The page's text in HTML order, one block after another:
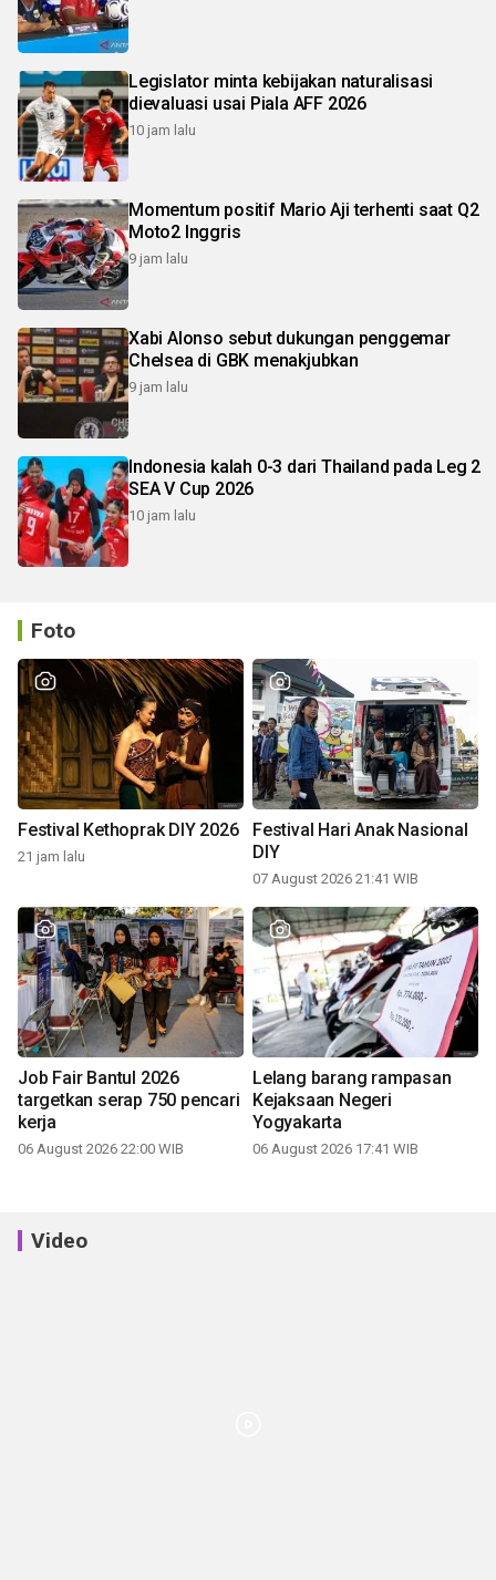
Legislator minta kebijakan naturalisasi
dievaluasi usai Piala AFF 2026
10 jam lalu
Momentum positif Mario Aji terhenti saat Q2
Moto2 Inggris
9 jam lalu
Xabi Alonso sebut dukungan penggemar
Chelsea di GBK menakjubkan
9 jam lalu
Indonesia kalah 0-3 dari Thailand pada Leg 2
SEA V Cup 2026
10 jam lalu
Foto
Festival Kethoprak DIY 2026
21 jam lalu
Festival Hari Anak Nasional
DIY
07 August 2026 21:41 WIB
Job Fair Bantul 2026
targetkan serap 750 pencari
kerja
06 August 2026 22:00 WIB
Lelang barang rampasan
Kejaksaan Negeri
Yogyakarta
06 August 2026 17:41 WIB
Video